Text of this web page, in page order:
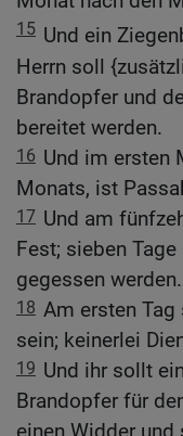
15 Und ein
Herrn soll
Brandopfer und
bereitet werden.
16 Und im ersten
Monats, ist
17 Und am
Fest; sieben
gegessen werden.
18 Am ersten
sein; keinerlei
19 Und ihr sollt
Brandopfer für
einen Widder